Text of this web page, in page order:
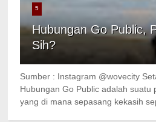
5
Hubungan Go Public,
Sih?
Sumber : Instagram @wovecity
Hubungan Go Public adalah suatu
yang di mana sepasang kekasih